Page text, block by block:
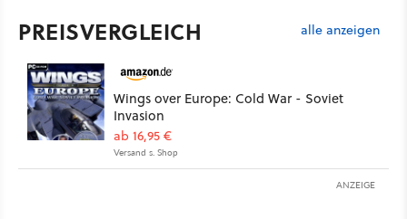
Landschaftsgrafiken vermiesen die Einsätze zudem.
Third Wire Productions
Wings over Europe: Cold War - Soviet Invasion
Simulation
PREISVERGLEICH alle anzeigen
Wings over Europe: Cold War - Soviet
Invasion
ab 16,95 €
Versand s. Shop
ANZEIGE